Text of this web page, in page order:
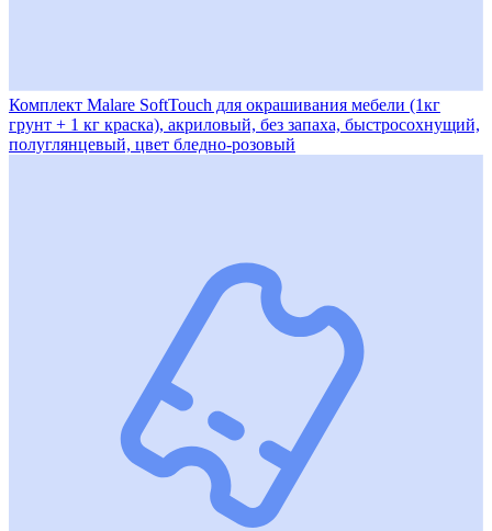
Комплект Malare SoftTouch для окрашивания мебели (1кг
грунт + 1 кг краска), акриловый, без запаха, быстросохнущий,
полуглянцевый, цвет бледно-розовый